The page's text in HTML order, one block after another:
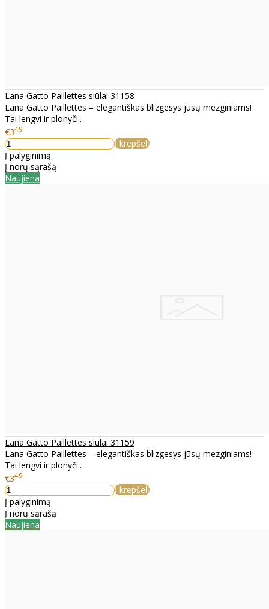
Lana Gatto Paillettes siūlai 31158
Lana Gatto Paillettes – elegantiškas blizgesys jūsų mezginiams!
Tai lengvi ir plonyči..
€349
Į krepšelį
Į palyginimą
Į norų sąrašą
Naujiena
Lana Gatto Paillettes siūlai 31159
Lana Gatto Paillettes – elegantiškas blizgesys jūsų mezginiams!
Tai lengvi ir plonyči..
€349
Į krepšelį
Į palyginimą
Į norų sąrašą
Naujiena